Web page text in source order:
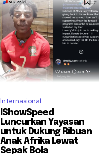
Internasional
IShowSpeed
Luncurkan Yayasan
untuk Dukung Ribuan
Anak Afrika Lewat
Sepak Bola